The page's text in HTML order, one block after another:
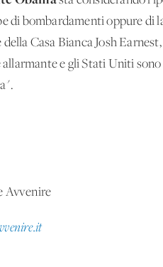
di bombardamenti oppure di
Casa Bianca Josh
allarmante e gli Stati Uniti
Avvenire